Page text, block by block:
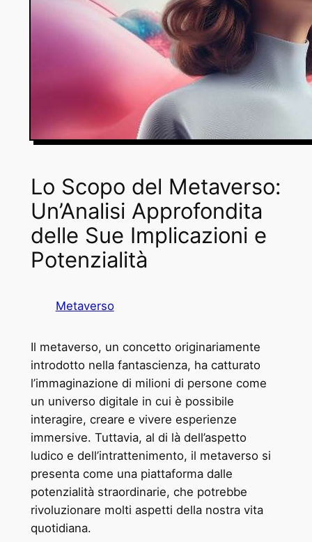
Lo Scopo del Metaverso:
Un’Analisi Approfondita
delle Sue Implicazioni e
Potenzialità
Metaverso
Il metaverso, un concetto originariamente
introdotto nella fantascienza, ha catturato
l’immaginazione di milioni di persone come
un universo digitale in cui è possibile
interagire, creare e vivere esperienze
immersive. Tuttavia, al di là dell’aspetto
ludico e dell’intrattenimento, il metaverso si
presenta come una piattaforma dalle
potenzialità straordinarie, che potrebbe
rivoluzionare molti aspetti della nostra vita
quotidiana.